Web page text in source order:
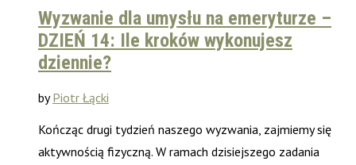
Wyzwanie dla umysłu na emeryturze –
DZIEŃ 14: Ile kroków wykonujesz
dziennie?
byPiotr Łącki
Kończąc drugi tydzień naszego wyzwania, zajmiemy się
aktywnością fizyczną. W ramach dzisiejszego zadania